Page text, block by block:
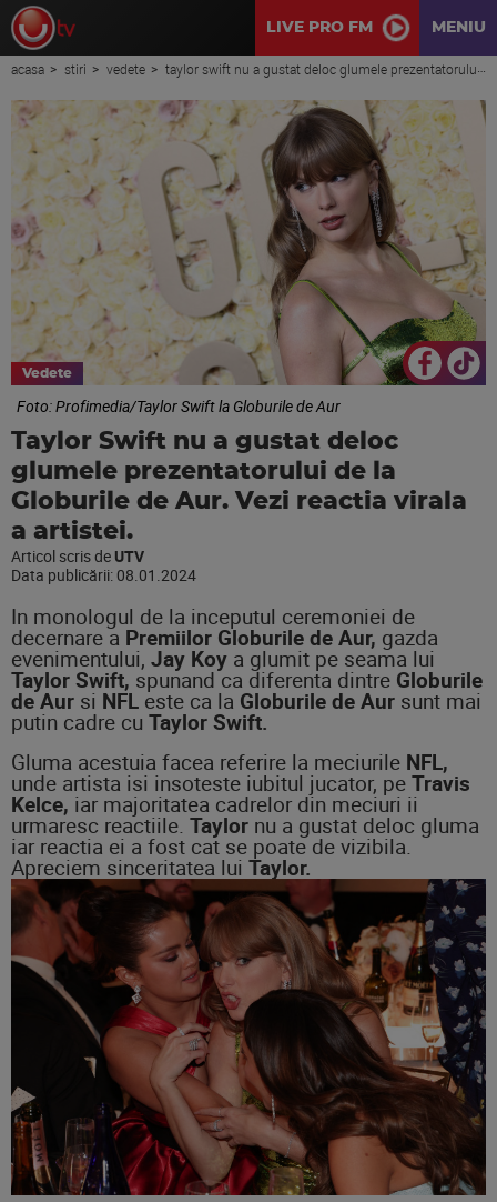
LIVE PRO FM MENIU
acasa stiri vedete taylor swift nu a gustat deloc glumele prezentatorului de la globurile de aur. vezi reactia virala a artistei.
Vedete
Foto: Profimedia/Taylor Swift la Globurile de Aur
Taylor Swift nu a gustat deloc
glumele prezentatorului de la
Globurile de Aur. Vezi reactia virala
a artistei.
Articol scris de UTV
Data publicării: 08.01.2024
In monologul de la inceputul ceremoniei de
decernare a Premiilor Globurile de Aur, gazda
evenimentului, Jay Koy a glumit pe seama lui
Taylor Swift, spunand ca diferenta dintre Globurile
de Aur si NFL este ca la Globurile de Aur sunt mai
putin cadre cu Taylor Swift.
Gluma acestuia facea referire la meciurile NFL,
unde artista isi insoteste iubitul jucator, pe Travis
Kelce, iar majoritatea cadrelor din meciuri ii
urmaresc reactiile. Taylor nu a gustat deloc gluma
iar reactia ei a fost cat se poate de vizibila.
Apreciem sinceritatea lui Taylor.